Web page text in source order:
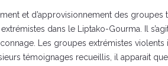
et d’approvisionnement des
dans le Liptako-Gourma. Il
Les groupes extrémistes
témoignages recueillis, il apparait